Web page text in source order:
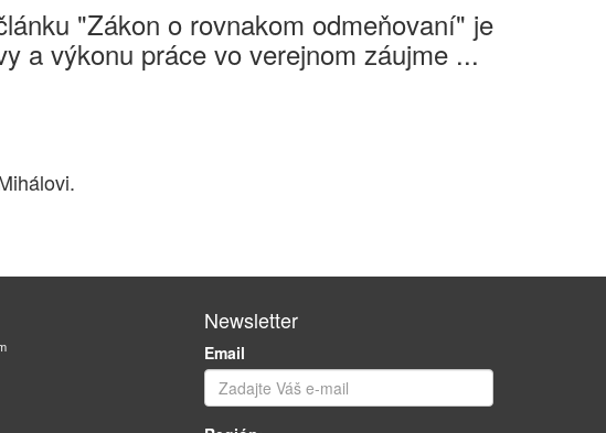
"Zákon o rovnakom odmeňovaní" je
a výkonu práce vo verejnom záujme ...
Newsletter
Email